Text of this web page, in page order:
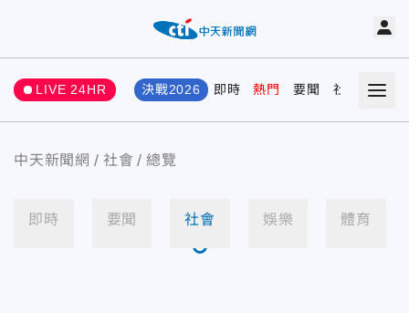
LIVE 24HR 決戰2026 即時 熱門 要聞 社會 娛樂
中天新聞網 社會 總覽
即時 要聞 社會 娛樂 體育